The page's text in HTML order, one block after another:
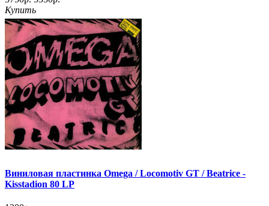
Купить
Виниловая пластинка Omega / Locomotiv GT / Beatrice -
Kisstadion 80 LP